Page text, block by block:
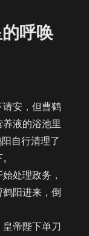
呼唤
安，但曹鹤
液的浴池里
自行清理了
处理政务，
阳进来，倒
帝陛下单刀